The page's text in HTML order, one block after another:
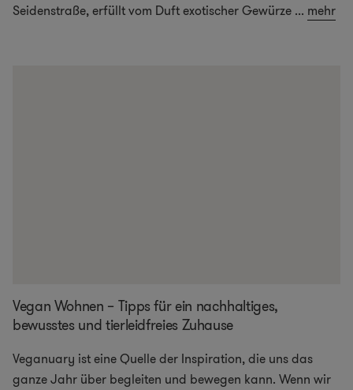
Seidenstraße, erfüllt vom Duft exotischer Gewürze ... mehr
Vegan Wohnen – Tipps für ein nachhaltiges,
bewusstes und tierleidfreies Zuhause
Veganuary ist eine Quelle der Inspiration, die uns das
ganze Jahr über begleiten und bewegen kann. Wenn wir